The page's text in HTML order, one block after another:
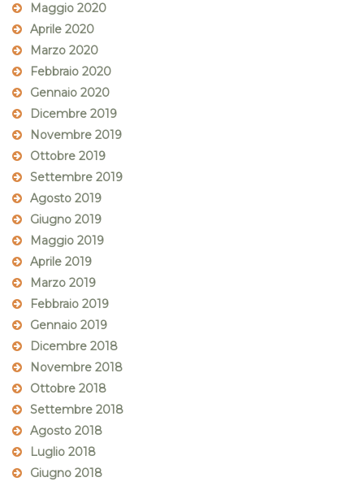
Maggio 2020
Aprile 2020
Marzo 2020
Febbraio 2020
Gennaio 2020
Dicembre 2019
Novembre 2019
Ottobre 2019
Settembre 2019
Agosto 2019
Giugno 2019
Maggio 2019
Aprile 2019
Marzo 2019
Febbraio 2019
Gennaio 2019
Dicembre 2018
Novembre 2018
Ottobre 2018
Settembre 2018
Agosto 2018
Luglio 2018
Giugno 2018